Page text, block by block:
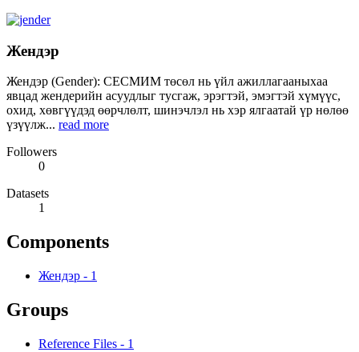
Жендэр
Жендэр (Gender): СЕСМИМ төсөл нь үйл ажиллагааныхаа
явцад жендерийн асуудлыг тусгаж, эрэгтэй, эмэгтэй хүмүүс,
охид, хөвгүүдэд өөрчлөлт, шинэчлэл нь хэр ялгаатай үр нөлөө
үзүүлж... read more
Followers
0
Datasets
1
Components
Жендэр - 1
Groups
Reference Files - 1